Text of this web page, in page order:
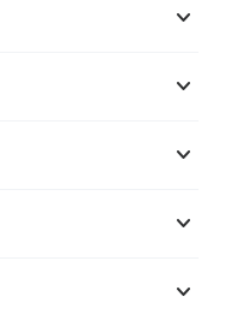
keyboard_arrow_down
keyboard_arrow_down
keyboard_arrow_down
keyboard_arrow_down
keyboard_arrow_down